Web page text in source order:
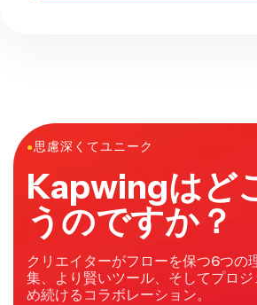
●思慮深くてユニーク
Kapwingはど
うのですか？
クリエイターがフローを保つ6つの
集、より賢いツール、そしてプロ
め続けるコラボレーション。